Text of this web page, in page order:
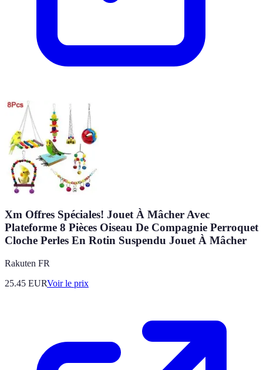
Xm Offres Spéciales! Jouet À Mâcher Avec
Plateforme 8 Pièces Oiseau De Compagnie Perroquet
Cloche Perles En Rotin Suspendu Jouet À Mâcher
Rakuten FR
25.45 EURVoir le prix